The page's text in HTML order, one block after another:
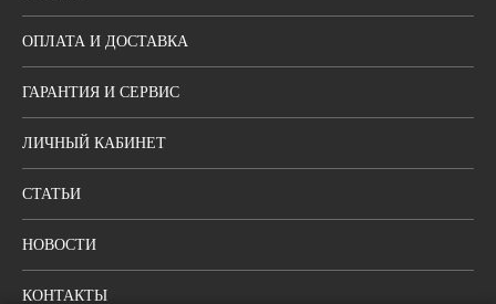
ОПЛАТА И ДОСТАВКА
ГАРАНТИЯ И СЕРВИС
ЛИЧНЫЙ КАБИНЕТ
СТАТЬИ
НОВОСТИ
КОНТАКТЫ